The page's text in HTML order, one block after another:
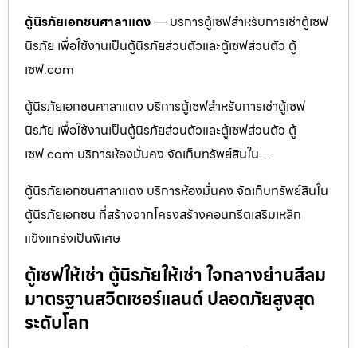
ตู้นิรภัยเอกชนศาลาแดง— บริการตู้เซฟสำหรับการเช่าตู้เซฟ
นิรภัย เพื่อใช้งานเป็นตู้นิรภัยส่วนตัวและตู้เซฟส่วนตัว ตู้
เซฟ.com
ตู้นิรภัยเอกชนศาลาแดง บริการตู้เซฟสำหรับการเช่าตู้เซฟ
นิรภัย เพื่อใช้งานเป็นตู้นิรภัยส่วนตัวและตู้เซฟส่วนตัว ตู้
เซฟ.com บริการห้องมั่นคง จัดเก็บทรัพย์สินใน…
ตู้นิรภัยเอกชนศาลาแดง บริการห้องมั่นคง จัดเก็บทรัพย์สินใน
ตู้นิรภัยเอกชน ที่สร้างจากโครงสร้างคอนกรีตเสริมเหล็ก
แข็งแกร่งเป็นพิเศษ
ตู้เซฟให้เช่า ตู้นิรภัยให้เช่า ใจกลางย่านสีลม
มาตรฐานสวิตเซอร์แลนด์ ปลอดภัยสูงสุด
ระดับโลก